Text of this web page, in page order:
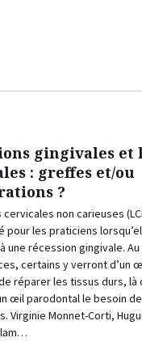
gingivales et
: greffes et/ou
?
cervicales non carieuses
pour les praticiens
une récession gingivale.
certains y verront d’un
réparer les tissus durs, là
œil parodontal le besoin
Virginie Monnet-Corti,